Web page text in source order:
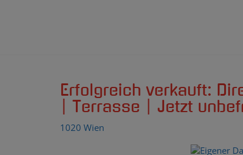
Erfolgreich verkauft:
| Terrasse | Jetzt
1020 Wien